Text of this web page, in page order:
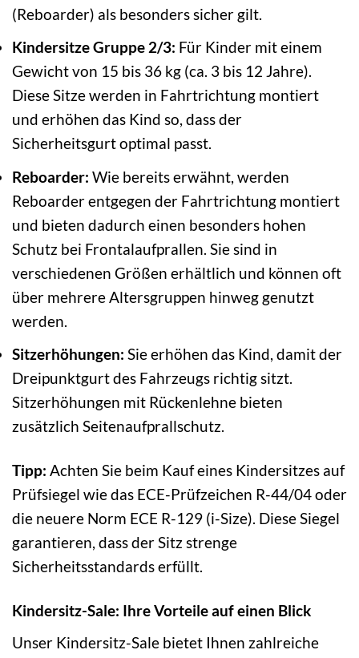
(Reboarder) als besonders sicher gilt.
Kindersitze Gruppe 2/3: Für Kinder mit einem
Gewicht von 15 bis 36 kg (ca. 3 bis 12 Jahre).
Diese Sitze werden in Fahrtrichtung montiert
und erhöhen das Kind so, dass der
Sicherheitsgurt optimal passt.
Reboarder: Wie bereits erwähnt, werden
Reboarder entgegen der Fahrtrichtung montiert
und bieten dadurch einen besonders hohen
Schutz bei Frontalaufprallen. Sie sind in
verschiedenen Größen erhältlich und können oft
über mehrere Altersgruppen hinweg genutzt
werden.
Sitzerhöhungen: Sie erhöhen das Kind, damit der
Dreipunktgurt des Fahrzeugs richtig sitzt.
Sitzerhöhungen mit Rückenlehne bieten
zusätzlich Seitenaufprallschutz.
Tipp: Achten Sie beim Kauf eines Kindersitzes auf
Prüfsiegel wie das ECE-Prüfzeichen R-44/04 oder
die neuere Norm ECE R-129 (i-Size). Diese Siegel
garantieren, dass der Sitz strenge
Sicherheitsstandards erfüllt.
Kindersitz-Sale: Ihre Vorteile auf einen Blick
Unser Kindersitz-Sale bietet Ihnen zahlreiche